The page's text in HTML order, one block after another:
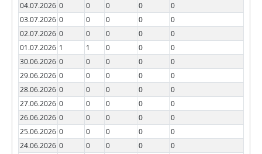
04.07.2026 0 0 0 0
0
03.07.2026 0 0 0 0
0
02.07.2026 0 0 0 0
0
01.07.2026 1 1 0 0
0
30.06.2026 0 0 0 0
0
29.06.2026 0 0 0 0
0
28.06.2026 0 0 0 0
0
27.06.2026 0 0 0 0
0
26.06.2026 0 0 0 0
0
25.06.2026 0 0 0 0
0
24.06.2026 0 0 0 0
0